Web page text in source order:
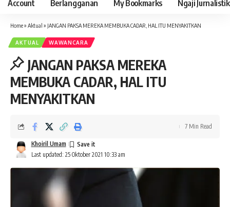
Account Berlangganan My Bookmarks Ngaji Jurnalistik
Home» Aktual » JANGAN PAKSA MEREKA MEMBUKA CADAR, HAL ITU MENYAKITKAN
AKTUAL WAWANCARA
JANGAN PAKSA MEREKA
MEMBUKA CADAR, HAL ITU
MENYAKITKAN
Last updated: 25 Oktober 2021 10:33 am
Khoiril Umam
7 Min Read